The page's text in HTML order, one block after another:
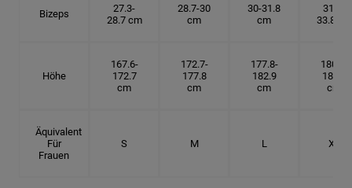
Bizeps
27.3-
28.7 cm
28.7-30
cm
30-31.8
cm
31.8-
33.8 cm
Höhe
167.6-
172.7
cm
172.7-
177.8
cm
177.8-
182.9
cm
180.3-
185.5
cm
Äquivalent
Für
Frauen
S M L XL